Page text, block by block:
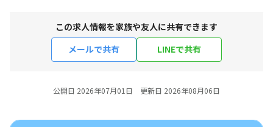
この求人情報を家族や友人に共有できます
メールで共有
LINEで共有
公開日 2026年07月01日 更新日 2026年08月06日